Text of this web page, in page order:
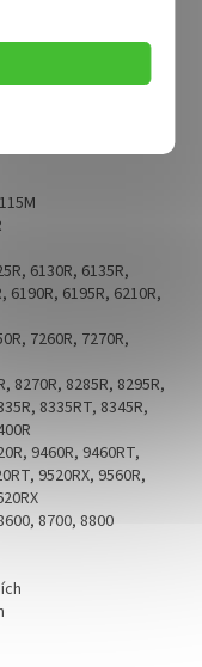
RE269638,
6130R, 6135R,
6190R, 6195R, 6210R,
7260R, 7270R,
8270R, 8285R, 8295R,
8335RT, 8345R,
9460R, 9460RT,
9520RX, 9560R,
8700, 8800